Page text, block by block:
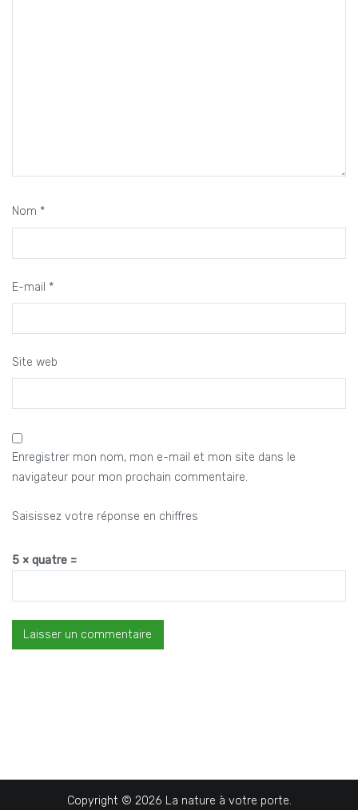
Nom *
E-mail *
Site web
Enregistrer mon nom, mon e-mail et mon site dans le
navigateur pour mon prochain commentaire.
Saisissez votre réponse en chiffres
5 × quatre =
Copyright © 2026 La nature à votre porte.